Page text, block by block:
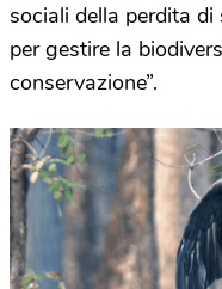
sociali della perdita di
per gestire la
conservazione”.